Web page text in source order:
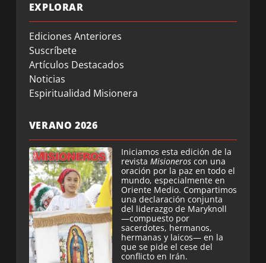
EXPLORAR
Ediciones Anteriores
Suscríbete
Artículos Destacados
Noticias
Espiritualidad Misionera
VERANO 2026
Iniciamos esta edición de la
revista Misioneros con una
oración por la paz en todo el
mundo, especialmente en
Oriente Medio. Compartimos
una declaración conjunta
del liderazgo de Maryknoll
—compuesto por
sacerdotes, hermanos,
hermanas y laicos— en la
que se pide el cese del
conflicto en Irán.